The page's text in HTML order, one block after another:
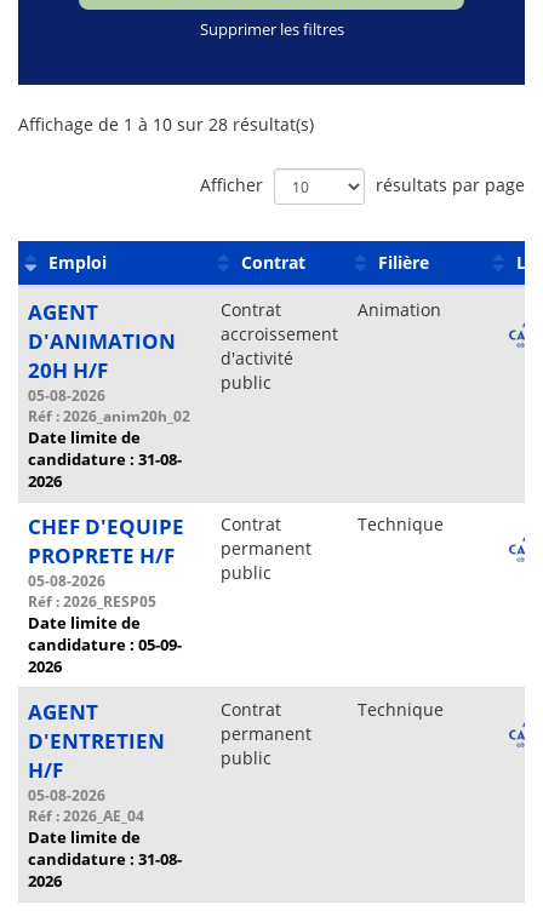
Supprimer les filtres
Liste
des
Affichage de 1 à 10 sur 28 résultat(s)
Afficher résultats par page
Emploi Contrat Filière
AGENT
D'ANIMATION
20H H/F
05-08-2026
Réf : 2026_anim20h_02
Date limite de
candidature : 31-08-
2026
Contrat
accroissement
d'activité
public
Animation
CHEF D'EQUIPE
PROPRETE H/F
05-08-2026
Réf : 2026_RESP05
Date limite de
candidature : 05-09-
2026
Contrat
permanent
public
Technique
AGENT
D'ENTRETIEN
H/F
05-08-2026
Réf : 2026_AE_04
Date limite de
candidature : 31-08-
2026
Contrat
permanent
public
Technique